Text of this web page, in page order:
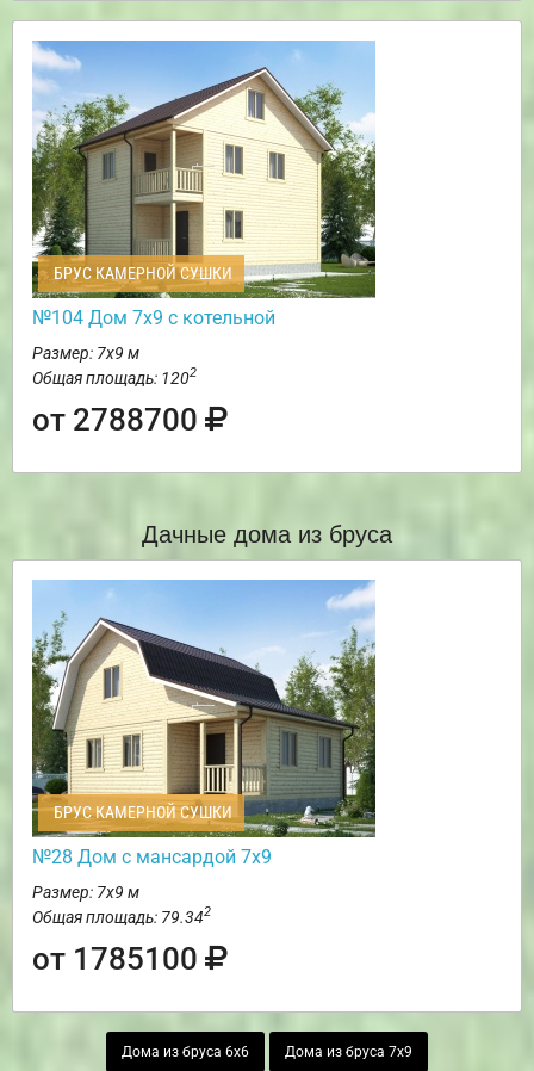
БРУС КАМЕРНОЙ СУШКИ
№104 Дом 7х9 с котельной
Размер: 7х9 м
Общая площадь: 1202
от 2788700
Дачные дома из бруса
БРУС КАМЕРНОЙ СУШКИ
№28 Дом с мансардой 7х9
Размер: 7х9 м
Общая площадь: 79.342
от 1785100
Дома из бруса 6х6 Дома из бруса 7х9